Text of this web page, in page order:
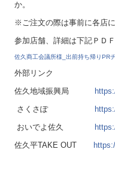
※ご注文の際は事前に各店
参加店舗、詳細は下記ＰＤ
佐久商工会議所様_出前持ち帰りPR
外部リンク
佐久地域振興局
さくさぽ
おいでよ佐久
佐久平TAKE OUT